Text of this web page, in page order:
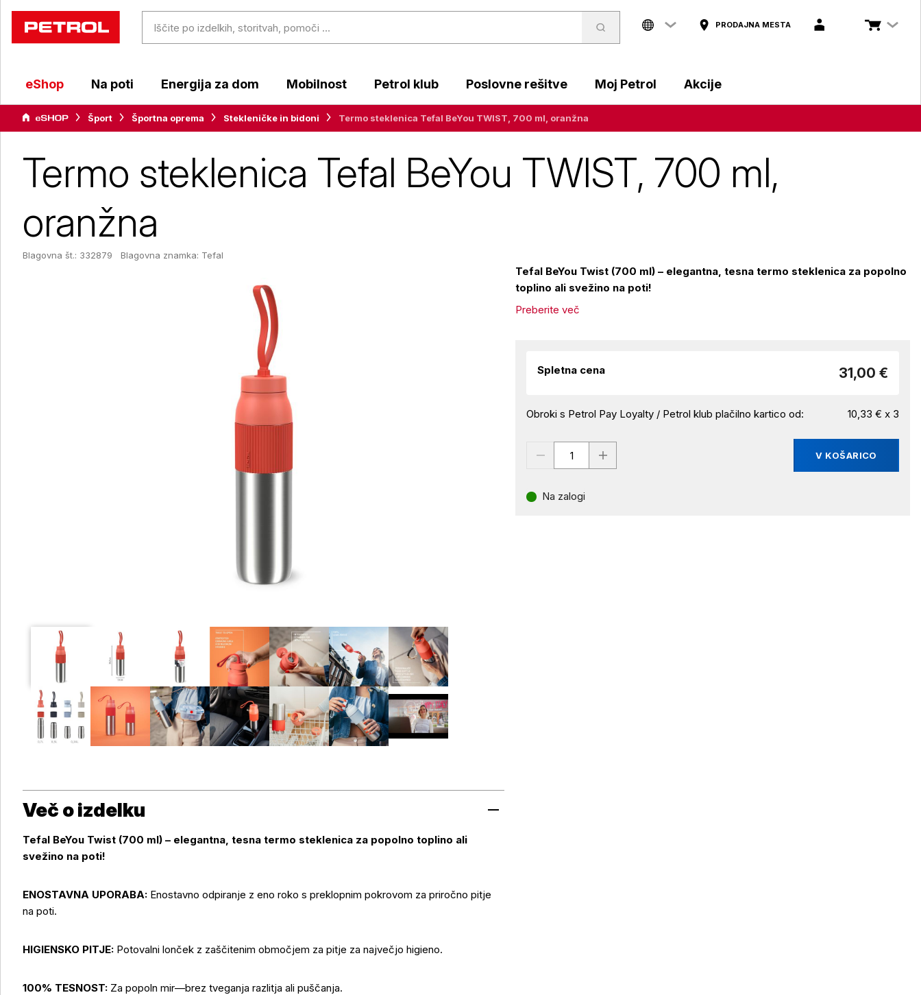
PRODAJNA MESTA
eShop Na poti Energija za dom Mobilnost Petrol klub Poslovne rešitve Moj Petrol Akcije
Šport Športna oprema Stekleničke in bidoni Termo steklenica Tefal BeYou TWIST, 700 ml, oranžna
Termo steklenica Tefal BeYou TWIST, 700 ml,
oranžna
Blagovna št.: 332879 Blagovna znamka: Tefal
Tefal BeYou Twist (700 ml) – elegantna, tesna termo steklenica za popolno
toplino ali svežino na poti!
Preberite več
Spletna cena 31,00 €
Obroki s Petrol Pay Loyalty / Petrol klub plačilno kartico od: 10,33 € x 3
V KOŠARICO
Na zalogi
Več o izdelku
Tefal BeYou Twist (700 ml) – elegantna, tesna termo steklenica za popolno toplino ali
svežino na poti!
ENOSTAVNA UPORABA: Enostavno odpiranje z eno roko s preklopnim pokrovom za priročno pitje
na poti.
HIGIENSKO PITJE: Potovalni lonček z zaščitenim območjem za pitje za največjo higieno.
100% TESNOST: Za popoln mir—brez tveganja razlitja ali puščanja.